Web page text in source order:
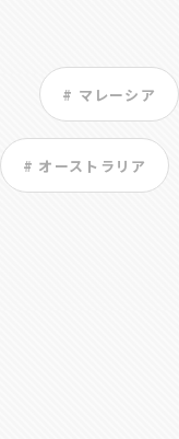
# マレーシア
# オーストラリア